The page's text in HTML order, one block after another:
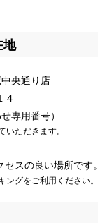
地
央通り店
４
専用番号）
ただきます。
スの良い場所です。
グをご利用ください。